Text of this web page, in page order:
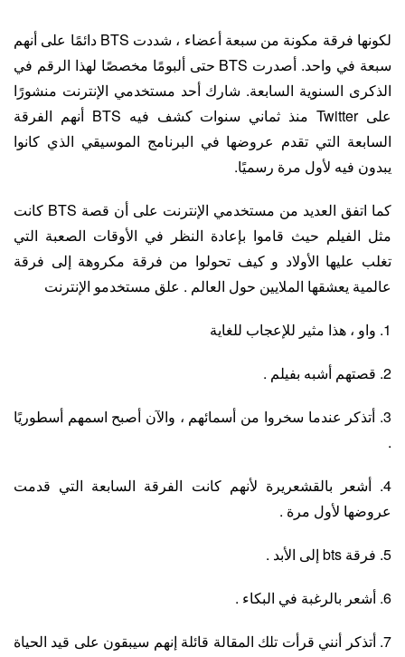
لكونها فرقة مكونة من سبعة أعضاء ، شددت BTS دائمًا على أنهم
سبعة في واحد. أصدرت BTS حتى ألبومًا مخصصًا لهذا الرقم في
الذكرى السنوية السابعة. شارك أحد مستخدمي الإنترنت منشورًا
على Twitter منذ ثماني سنوات كشف فيه BTS أنهم الفرقة
السابعة التي تقدم عروضها في البرنامج الموسيقي الذي كانوا
يبدون فيه لأول مرة رسميًا.
كما اتفق العديد من مستخدمي الإنترنت على أن قصة BTS كانت
مثل الفيلم حيث قاموا بإعادة النظر في الأوقات الصعبة التي
تغلب عليها الأولاد و كيف تحولوا من فرقة مكروهة إلى فرقة
عالمية يعشقها الملايين حول العالم . علق مستخدمو الإنترنت
1. واو ، هذا مثير للإعجاب للغاية
2. قصتهم أشبه بفيلم .
3. أتذكر عندما سخروا من أسمائهم ، والآن أصبح اسمهم أسطوريًا
.
4. أشعر بالقشعريرة لأنهم كانت الفرقة السابعة التي قدمت
عروضها لأول مرة .
5. فرقة bts إلى الأبد .
6. أشعر بالرغبة في البكاء .
7. أتذكر أنني قرأت تلك المقالة قائلة إنهم سيبقون على قيد الحياة